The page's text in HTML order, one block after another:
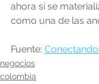
ahora sí se
como una de las
Fuente:
negocios
colombia